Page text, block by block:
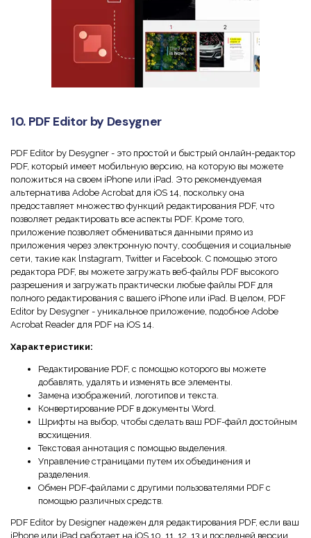
10. PDF Editor by Desygner
PDF Editor by Desygner - это простой и быстрый онлайн-редактор
PDF, который имеет мобильную версию, на которую вы можете
положиться на своем iPhone или iPad. Это рекомендуемая
альтернатива Adobe Acrobat для iOS 14, поскольку она
предоставляет множество функций редактирования PDF, что
позволяет редактировать все аспекты PDF. Кроме того,
приложение позволяет обмениваться данными прямо из
приложения через электронную почту, сообщения и социальные
сети, такие как lnstagram, Twitter и Facebook. С помощью этого
редактора PDF, вы можете загружать веб-файлы PDF высокого
разрешения и загружать практически любые файлы PDF для
полного редактирования с вашего iPhone или iPad. В целом, PDF
Editor by Desygner - уникальное приложение, подобное Adobe
Acrobat Reader для PDF на iOS 14.
Характеристики:
Редактирование PDF, с помощью которого вы можете
добавлять, удалять и изменять все элементы.
Замена изображений, логотипов и текста.
Конвертирование PDF в документы Word.
Шрифты на выбор, чтобы сделать ваш PDF-файл достойным
восхищения.
Текстовая аннотация с помощью выделения.
Управление страницами путем их объединения и
разделения.
Обмен PDF-файлами с другими пользователями PDF с
помощью различных средств.
PDF Editor by Designer надежен для редактирования PDF, если ваш
iPhone или iPad работает на iOS 10, 11, 12, 13 и последней версии